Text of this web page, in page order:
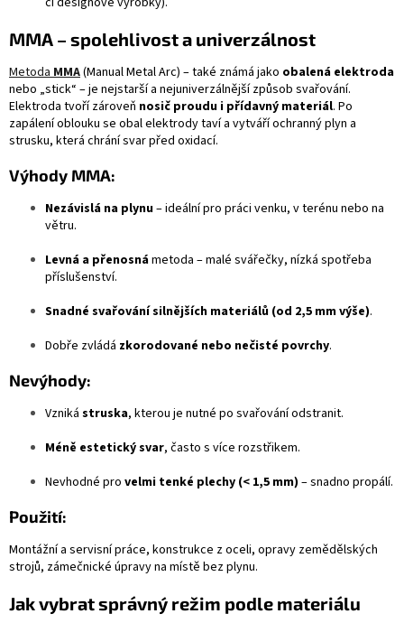
MMA – spolehlivost a univerzálnost
Metoda MMA(Manual Metal Arc) – také známá jako obalená elektroda
nebo „stick“ – je nejstarší a nejuniverzálnější způsob svařování.
Elektroda tvoří zároveň nosič proudu i přídavný materiál. Po
zapálení oblouku se obal elektrody taví a vytváří ochranný plyn a
strusku, která chrání svar před oxidací.
Výhody MMA:
Nezávislá na plynu– ideální pro práci venku, v terénu nebo na
větru.
Levná a přenosnámetoda – malé svářečky, nízká spotřeba
příslušenství.
Snadné svařování silnějších materiálů (od 2,5 mm výše).
Dobře zvládá zkorodované nebo nečisté povrchy.
Nevýhody:
Vzniká struska, kterou je nutné po svařování odstranit.
Méně estetický svar, často s více rozstřikem.
Nevhodné pro velmi tenké plechy (< 1,5 mm) – snadno propálí.
Použití:
Montážní a servisní práce, konstrukce z oceli, opravy zemědělských
strojů, zámečnické úpravy na místě bez plynu.
Jak vybrat správný režim podle materiálu